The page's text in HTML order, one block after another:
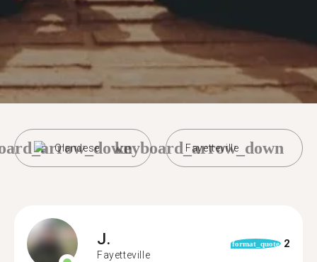
Olandese Fayetteville
keyboard_arrow_down
J.
Fayetteville
format_quote 2